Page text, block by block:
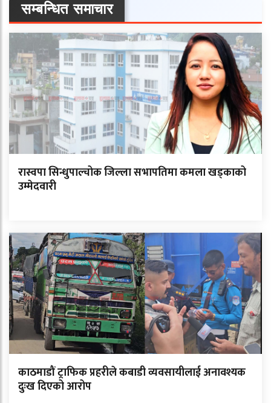
सम्बन्धित समाचार
रास्वपा सिन्धुपाल्चोक जिल्ला सभापतिमा कमला खड्काको
उम्मेदवारी
काठमाडौं ट्राफिक प्रहरीले कबाडी व्यवसायीलाई अनावश्यक
दुःख दिएको आरोप